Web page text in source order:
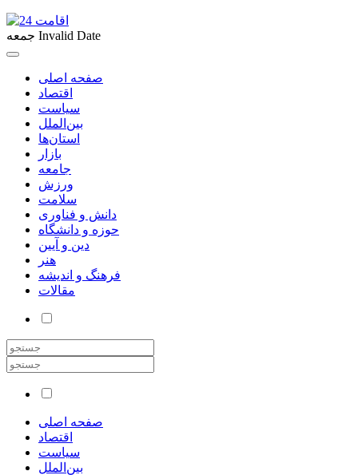
جمعه Invalid Date
صفحه اصلی
اقتصاد
سیاست
بین‌الملل
استان‌ها
بازار
جامعه
ورزش
سلامت
دانش و فناوری
حوزه و دانشگاه
دین و آیین
هنر
فرهنگ و اندیشه
مقالات
صفحه اصلی
اقتصاد
سیاست
بین‌الملل